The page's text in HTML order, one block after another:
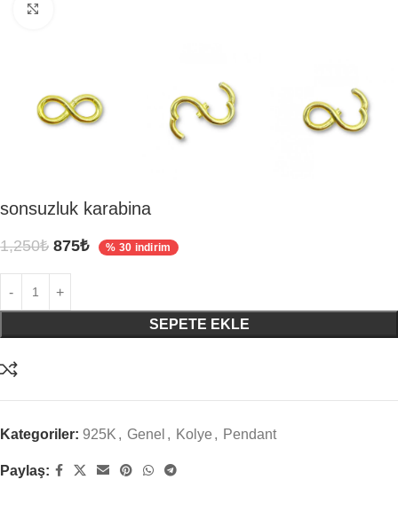
sonsuzluk karabina
1,250₺ 875₺ % 30 indirim
SEPETE EKLE
Kategoriler: 925K , Genel , Kolye , Pendant
Paylaş: